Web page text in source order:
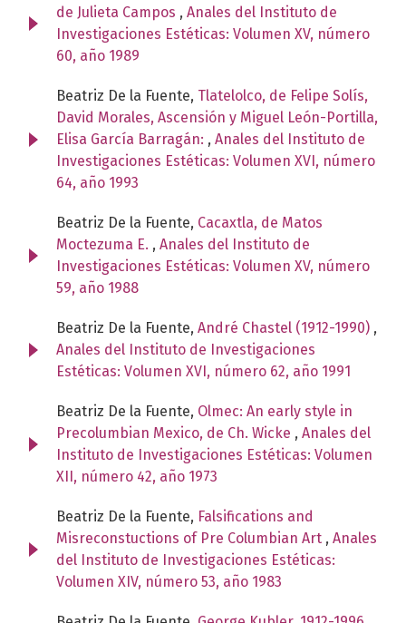
de Julieta Campos , Anales del Instituto de
Investigaciones Estéticas: Volumen XV, número
60, año 1989
Beatriz De la Fuente, Tlatelolco, de Felipe Solís,
David Morales, Ascensión y Miguel León-Portilla,
Elisa García Barragán: , Anales del Instituto de
Investigaciones Estéticas: Volumen XVI, número
64, año 1993
Beatriz De la Fuente, Cacaxtla, de Matos
Moctezuma E. , Anales del Instituto de
Investigaciones Estéticas: Volumen XV, número
59, año 1988
Beatriz De la Fuente, André Chastel (1912-1990) ,
Anales del Instituto de Investigaciones
Estéticas: Volumen XVI, número 62, año 1991
Beatriz De la Fuente, Olmec: An early style in
Precolumbian Mexico, de Ch. Wicke , Anales del
Instituto de Investigaciones Estéticas: Volumen
XII, número 42, año 1973
Beatriz De la Fuente, Falsifications and
Misreconstuctions of Pre Columbian Art , Anales
del Instituto de Investigaciones Estéticas:
Volumen XIV, número 53, año 1983